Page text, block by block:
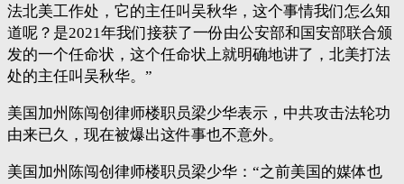
法北美工作处，它的主任叫吴秋华，这个事情我们怎么知
道呢？是2021年我们接获了一份由公安部和国安部联合颁
发的一个任命状，这个任命状上就明确地讲了，北美打法
处的主任叫吴秋华。”
美国加州陈闯创律师楼职员梁少华表示，中共攻击法轮功
由来已久，现在被爆出这件事也不意外。
美国加州陈闯创律师楼职员梁少华：“之前美国的媒体也